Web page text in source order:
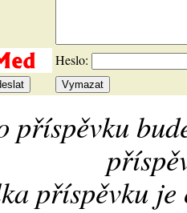
Heslo:
příspěvku
příspěvku je